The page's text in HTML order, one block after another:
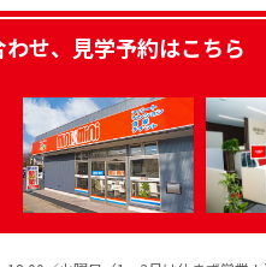
せ、見学予約はこちら